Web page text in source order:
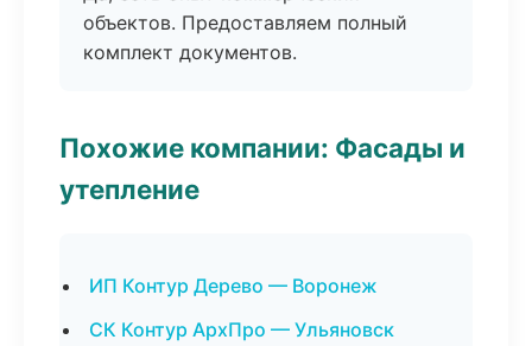
объектов. Предоставляем полный
комплект документов.
Похожие компании: Фасады и
утепление
ИП Контур Дерево — Воронеж
СК Контур АрхПро — Ульяновск